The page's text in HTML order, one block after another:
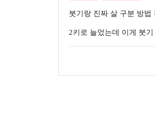
붓기랑 진짜 살 구분 방법
2키로 늘었는데 이게 붓